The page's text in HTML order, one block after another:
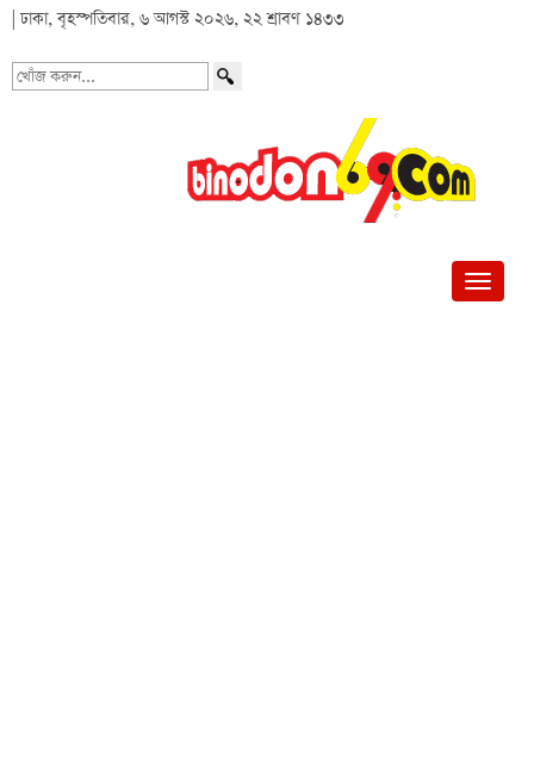
| ঢাকা, বৃহস্পতিবার, ৬ আগস্ট ২০২৬, ২২ শ্রাবণ ১৪৩৩
খোঁজ